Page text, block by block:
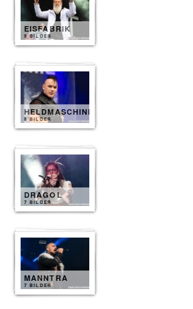
EISFABRIK
9 BILDER
HELDMASCHINE
8 BILDER
DRAGOL
7 BILDER
MANNTRA
7 BILDER